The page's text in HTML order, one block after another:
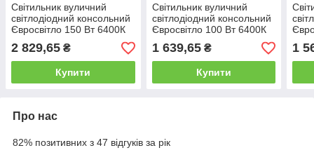
Світильник вуличний
світлодіодний консольний
Євросвітло 150 Вт 6400К
ST-150-07 IP65 15000 Лм
2 829,65 ₴
Купити
Світильник вуличний
світлодіодний консольний
Євросвітло 100 Вт 6400К
ST-100-07 IP65 10000 Лм
1 639,65₴
Купити
ST-
1
Про нас
82% позитивних з 47 відгуків за рік